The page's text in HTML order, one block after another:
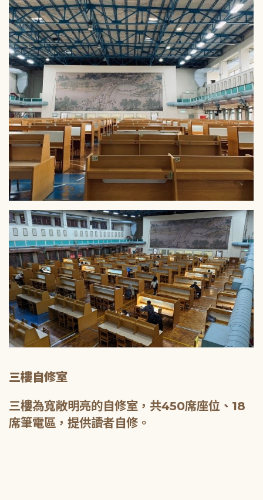
三樓自修室
三樓為寬敞明亮的自修室，共450席座位、18
席筆電區，提供讀者自修。